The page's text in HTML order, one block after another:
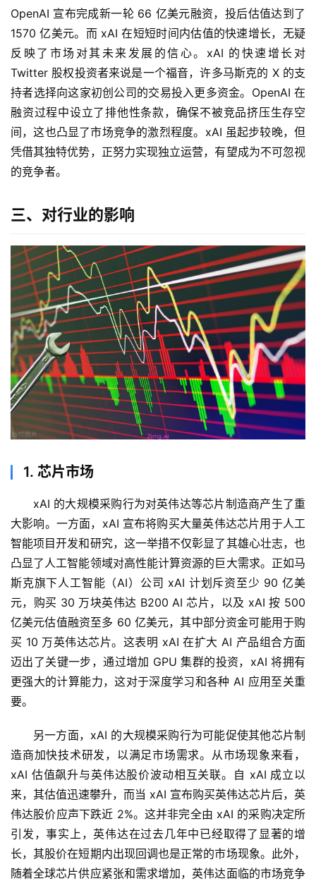
量
化
绘
梦
绘
梦
字
形
绘
梦
OpenAI 宣布完成新一轮 66 亿美元融资，投后估值达到了
1570 亿美元。而 xAI 在短短时间内估值的快速增长，无疑
反映了市场对其未来发展的信心。xAI 的快速增长对
Twitter 股权投资者来说是一个福音，许多马斯克的 X 的支
持者选择向这家初创公司的交易投入更多资金。OpenAI 在
融资过程中设立了排他性条款，确保不被竞品挤压生存空
间，这也凸显了市场竞争的激烈程度。xAI 虽起步较晚，但
凭借其独特优势，正努力实现独立运营，有望成为不可忽视
的竞争者。
三、对行业的影响
1. 芯片市场
xAI 的大规模采购行为对英伟达等芯片制造商产生了重
大影响。一方面，xAI 宣布将购买大量英伟达芯片用于人工
智能项目开发和研究，这一举措不仅彰显了其雄心壮志，也
凸显了人工智能领域对高性能计算资源的巨大需求。正如马
斯克旗下人工智能（AI）公司 xAI 计划斥资至少 90 亿美
元，购买 30 万块英伟达 B200 AI 芯片，以及 xAI 按 500
亿美元估值融资至多 60 亿美元，其中部分资金可能用于购
买 10 万英伟达芯片。这表明 xAI 在扩大 AI 产品组合方面
迈出了关键一步，通过增加 GPU 集群的投资，xAI 将拥有
更强大的计算能力，这对于深度学习和各种 AI 应用至关重
要。
另一方面，xAI 的大规模采购行为可能促使其他芯片制
造商加快技术研发，以满足市场需求。从市场现象来看，
xAI 估值飙升与英伟达股价波动相互关联。自 xAI 成立以
来，其估值迅速攀升，而当 xAI 宣布购买英伟达芯片后，英
伟达股价应声下跌近 2%。这并非完全由 xAI 的采购决定所
引发，事实上，英伟达在过去几年中已经取得了显著的增
长，其股价在短期内出现回调也是正常的市场现象。此外，
随着全球芯片供应紧张和需求增加，英伟达面临的市场竞争